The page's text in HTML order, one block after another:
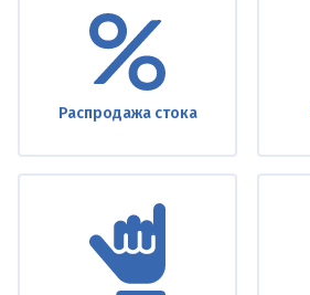
Распродажа стока